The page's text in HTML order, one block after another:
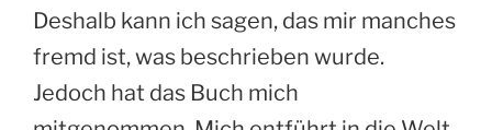
Deshalb kann ich sagen, das mir manches
fremd ist, was beschrieben wurde.
Jedoch hat das Buch mich